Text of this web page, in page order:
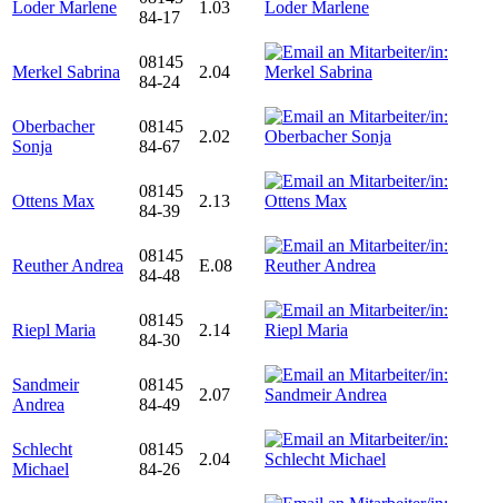
Loder Marlene
84-17
1.03
Merkel Sabrina
08145
84-24
2.04
Oberbacher
Sonja
08145
84-67
2.02
Ottens Max
08145
84-39
2.13
Reuther Andrea
08145
84-48
E.08
Riepl Maria
08145
84-30
2.14
Sandmeir
Andrea
08145
84-49
2.07
Schlecht
Michael
08145
84-26
2.04